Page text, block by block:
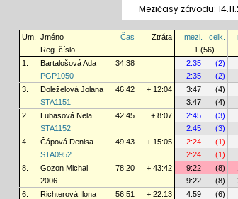
Mezičasy závodu:
Um. Jméno Čas Ztráta mezi. celk.
Reg. číslo
1 (56)
1.
Bartalošová Ada 34:38 2:35 (2)
PGP1050
2:35 (2)
3.
Doleželová Jolana 46:42 + 12:04 3:47 (4)
STA1151
3:47 (4)
2.
Lubasová Nela 42:45 + 8:07 2:45 (3)
STA1152
2:45 (3)
4.
Čápová Denisa 49:43 + 15:05 2:24 (1)
STA0952
2:24 (1)
8.
Gozon Michal 78:20 + 43:42 9:22 (8)
2006
9:22 (8)
6.
Richterová Ilona 56:51 + 22:13 4:59 (6)